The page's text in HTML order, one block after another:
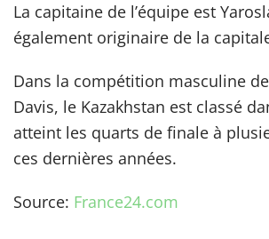
La capitaine de l’équipe est
également originaire de la
Dans la compétition masculine
Davis, le Kazakhstan est classé
atteint les quarts de finale à
ces dernières années.
Source: France24.com